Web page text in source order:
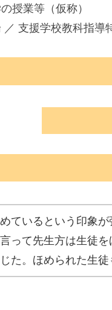
授業等（仮称）
／ 支援学校教科指導
ているという印象
って先生方は生徒
た。ほめられた生徒